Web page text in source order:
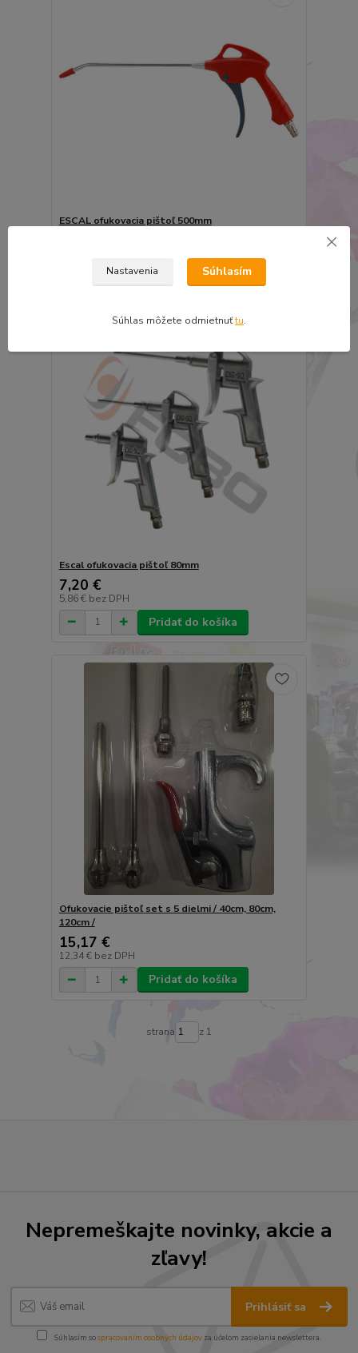
ESCAL ofukovacia pištoľ 500mm
Pridať do košíka
Escal ofukovacia pištoľ 80mm
7,20 €
5,86 € bez DPH
Pridať do košíka
Ofukovacie pištoľ set s 5 dielmi / 40cm, 80cm,
120cm /
15,17 €
12,34 € bez DPH
Pridať do košíka
strana z 1
Nepremeškajte novinky, akcie a
zľavy!
Prihlásiť sa
Súhlasím sospracovaním osobných údajov za účelom zasielania newslettera.
Nastavenia Súhlasím
Súhlas môžete odmietnuťtu.